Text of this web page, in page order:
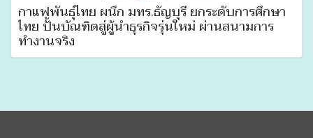
กาแฟพันธุ์ไทย ผนึก มทร.ธัญบุรี ยกระดับการศึกษา
ไทย ปั้นบัณฑิตสู่ผู้นำธุรกิจรุ่นใหม่ ผ่านสนามการ
ทำงานจริง